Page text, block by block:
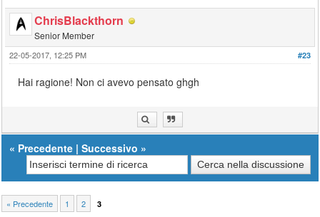
ChrisBlackthorn
Senior Member
#23
22-05-2017, 12:25 PM
Hai ragione! Non ci avevo pensato ghgh
« Precedente |Successivo »
« Precedente 1 2 3